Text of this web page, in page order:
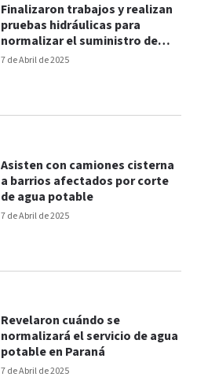
7 de Abril de 2025
Finalizaron trabajos y realizan
pruebas hidráulicas para
normalizar el suministro de
agua en Paraná
7 de Abril de 2025
Asisten con camiones cisterna
a barrios afectados por corte
de agua potable
7 de Abril de 2025
Revelaron cuándo se
normalizará el servicio de agua
potable en Paraná